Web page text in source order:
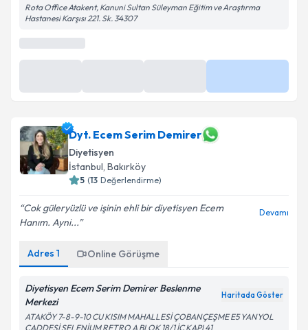
Rota Office Atakent, Kanuni Sultan Süleyman Eğitim ve Araştırma
Hastanesi Karşısı 221. Sk. 34307
Dyt. Ecem Serim Demirer
Diyetisyen
İstanbul, Bakırköy
5 (13 Değerlendirme)
Cok güleryüzlü ve işinin ehli bir diyetisyen Ecem
Hanım. Ayni...
Devamı
Adres 1 Online Görüşme
Diyetisyen Ecem Serim Demirer Beslenme
Merkezi
Haritada Göster
ATAKÖY 7-8-9-10 CU KISIM MAHALLESİ ÇOBANÇEŞME E5 YANYOL
CADDESİ SELENİUM RETRO A BLOK 18/1 İÇ KAPI 41